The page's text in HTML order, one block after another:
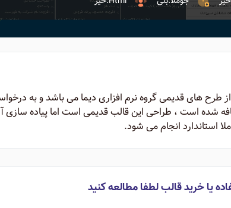
طرح های قدیمی گروه نرم افزاری دیما می باشد و به
شده است ، طراحی این قالب قدیمی است اما پیاده سازی
استاندارد انجام می شود.
یا خرید قالب لطفا مطالعه کنید